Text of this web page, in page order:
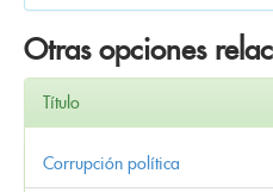
Otras opciones
Título
Corrupción política